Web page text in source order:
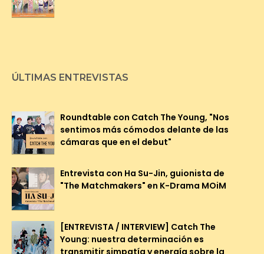
ÚLTIMAS ENTREVISTAS
Roundtable con Catch The Young, "Nos
sentimos más cómodos delante de las
cámaras que en el debut"
Entrevista con Ha Su-Jin, guionista de
"The Matchmakers" en K-Drama MOiM
[ENTREVISTA / INTERVIEW] Catch The
Young: nuestra determinación es
transmitir simpatía y energía sobre la